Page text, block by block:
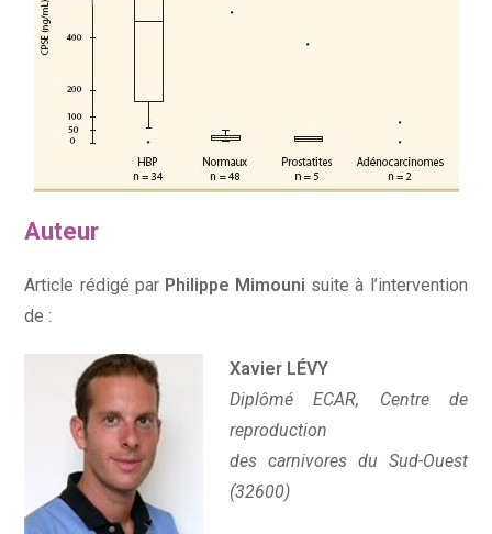
Auteur
Article rédigé par Philippe Mimouni suite à l’intervention
de :
Xavier LÉVY
Diplômé ECAR, Centre de
reproduction
des carnivores du Sud-Ouest
(32600)